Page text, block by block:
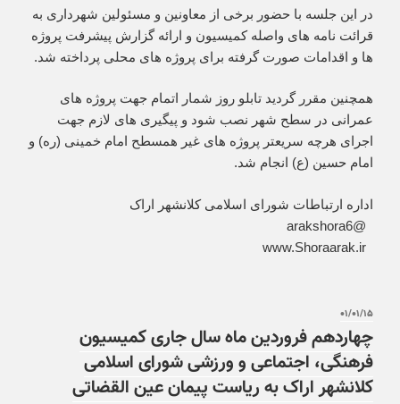
در این جلسه با حضور برخی از معاونین و مسئولین شهرداری به
قرائت نامه های واصله کمیسیون و ارائه گزارش پیشرفت پروژه
ها و اقدامات صورت گرفته برای پروژه های محلی پرداخته شد.
همچنین مقرر گردید تابلو روز شمار اتمام جهت پروژه های
عمرانی در سطح شهر نصب شود و پیگیری های لازم جهت
اجرای هرچه سریعتر پروژه های غیر همسطح امام خمینی (ره) و
امام حسین (ع) انجام شد.
اداره ارتباطات شورای اسلامی کلانشهر اراک
‏ @arakshora6
۰۱/۰۱/۱۵
چهاردهم فروردین ماه سال جاری کمیسیون
فرهنگی، اجتماعی و ورزشی شورای اسلامی
کلانشهر اراک به ریاست پیمان عین القضاتی